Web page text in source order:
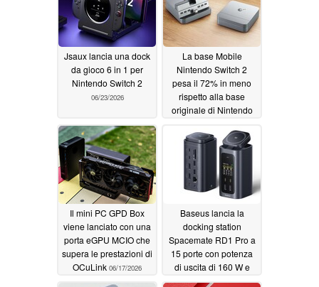
06/28/2026
Jsaux lancia una dock
da gioco 6 in 1 per
Nintendo Switch 2
06/23/2026
La base Mobile
Nintendo Switch 2
pesa il 72% in meno
rispetto alla base
originale di Nintendo
Il mini PC GPD Box
viene lanciato con una
porta eGPU MCIO che
supera le prestazioni di
OCuLink 06/17/2026
Baseus lancia la
docking station
Spacemate RD1 Pro a
15 porte con potenza
di uscita di 160 W e
ricarica wireless Qi 2.2